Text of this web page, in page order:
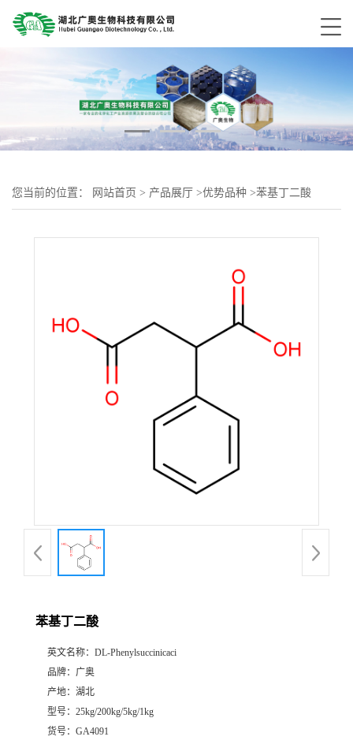
您当前的位置： 网站首页 > 产品展厅 >优势品种 >苯基丁二酸
苯基丁二酸
英文名称： DL-Phenylsuccinicaci
品牌： 广奥
产地： 湖北
型号： 25kg/200kg/5kg/1kg
货号： GA4091